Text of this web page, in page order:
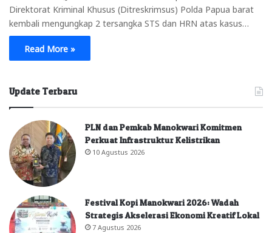
Direktorat Kriminal Khusus (Ditreskrimsus) Polda Papua barat
kembali mengungkap 2 tersangka STS dan HRN atas kasus…
Read More »
Update Terbaru
PLN dan Pemkab Manokwari Komitmen
Perkuat Infrastruktur Kelistrikan
10 Agustus 2026
Festival Kopi Manokwari 2026: Wadah
Strategis Akselerasi Ekonomi Kreatif Lokal
7 Agustus 2026